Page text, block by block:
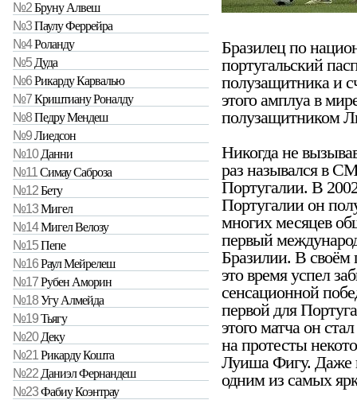
№2Бруну Алвеш
№3Паулу Феррейра
№4Роланду
№5 Дуда
№6Рикарду Карвалью
№7Криштиану Роналду
№8Педру Мендеш
№9Лиедсон
№10 Данни
№11Симау Саброза
№12Бету
№13Мигел
№14Мигел Велозу
№15Пепе
№16Раул Мейрелеш
№17Рубен Аморин
№18Угу Алмейда
№19Тьягу
№20 Деку
№21Рикарду Кошта
№22 Даниэл Фернандеш
№23Фабиу Коэнтрау
Бразилец по
португальский
полузащитника и
этого амплуа в
полузащитником
Никогда не
раз назывался в
Португалии. В
Португалии он
многих месяцев
первый
Бразилии. В своём
это время успел
сенсационной
первой для
этого матча он
на протесты
Луиша Фигу. Даже
одним из самых